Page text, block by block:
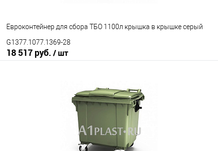
Евроконтейнер для сбора ТБО 1100л крышка в крышке серый
G1377.1077.1369-28
18 517 руб. / шт
Под заказ
крышка в крышке